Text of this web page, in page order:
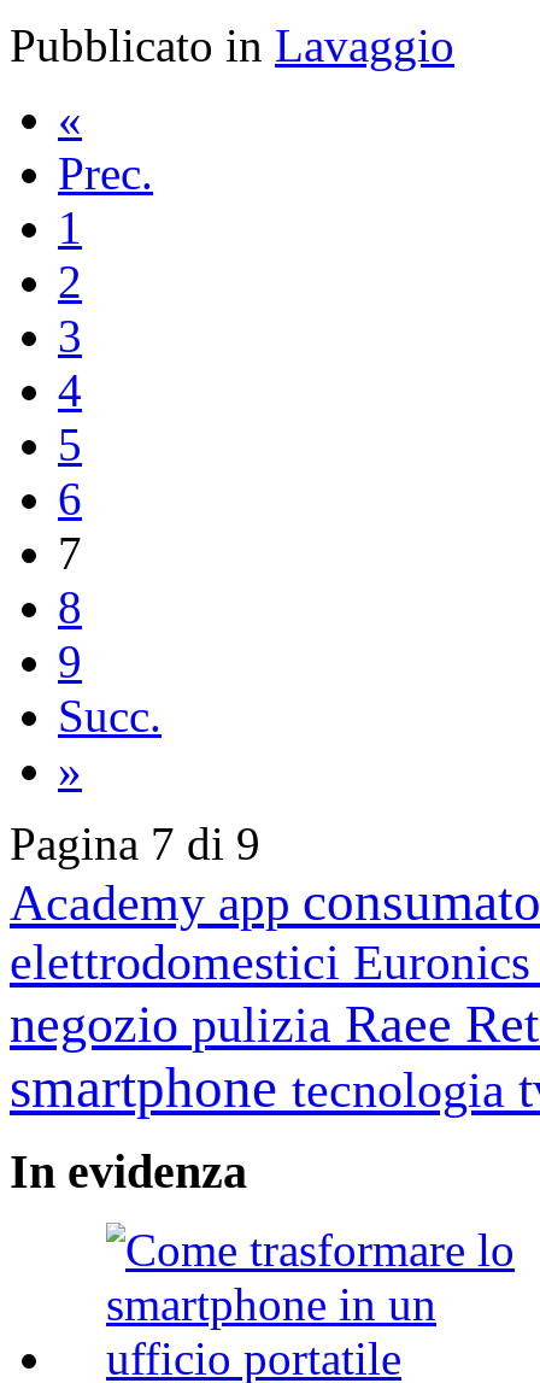
Pubblicato in Lavaggio
«
Prec.
1
2
3
4
5
6
7
8
9
Succ.
»
Pagina 7 di 9
Academy app
elettrodomestici
negozio pulizia Raee
smartphone tecnologia
In evidenza